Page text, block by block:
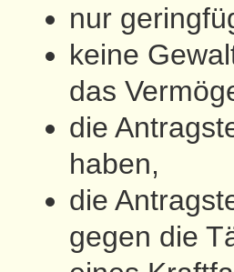
nur
keine
das
die
haben,
die
gegen die